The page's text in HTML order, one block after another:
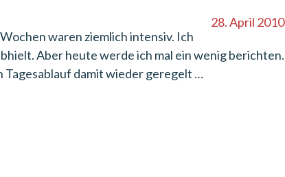
28. April 2010
waren ziemlich intensiv. Ich
Aber heute werde ich mal ein wenig berichten.
Tagesablauf damit wieder geregelt …